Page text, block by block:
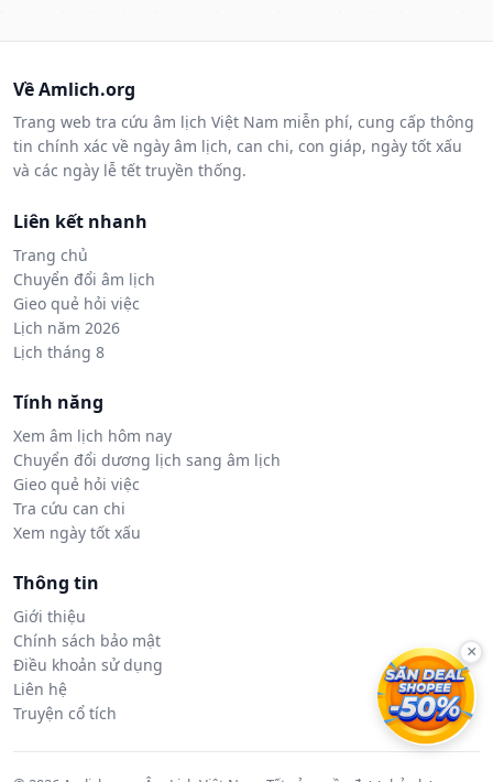
Về Amlich.org
Trang web tra cứu âm lịch Việt Nam miễn phí, cung cấp thông
tin chính xác về ngày âm lịch, can chi, con giáp, ngày tốt xấu
và các ngày lễ tết truyền thống.
Liên kết nhanh
Trang chủ
Chuyển đổi âm lịch
Gieo quẻ hỏi việc
Lịch năm 2026
Lịch tháng 8
Tính năng
Xem âm lịch hôm nay
Chuyển đổi dương lịch sang âm lịch
Gieo quẻ hỏi việc
Tra cứu can chi
Xem ngày tốt xấu
Thông tin
Giới thiệu
Chính sách bảo mật
Điều khoản sử dụng
Liên hệ
Truyện cổ tích
×